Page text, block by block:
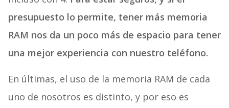
presupuesto lo permite, tener más memoria
RAM nos da un poco más de espacio para tener
una mejor experiencia con nuestro teléfono.
En últimas, el uso de la memoria RAM de cada
uno de nosotros es distinto, y por eso es